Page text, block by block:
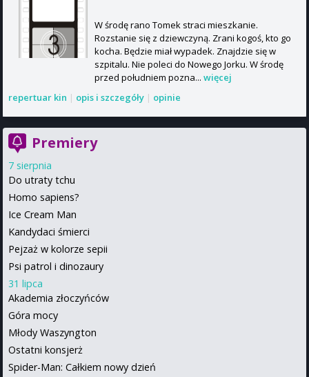
W środę rano Tomek straci mieszkanie.
Rozstanie się z dziewczyną. Zrani kogoś, kto go
kocha. Będzie miał wypadek. Znajdzie się w
szpitalu. Nie poleci do Nowego Jorku. W środę
przed południem pozna... więcej
repertuar kin | opis i szczegóły | opinie
Premiery
7 sierpnia
Do utraty tchu
Homo sapiens?
Ice Cream Man
Kandydaci śmierci
Pejzaż w kolorze sepii
Psi patrol i dinozaury
31 lipca
Akademia złoczyńców
Góra mocy
Młody Waszyngton
Ostatni konsjerż
Spider-Man: Całkiem nowy dzień